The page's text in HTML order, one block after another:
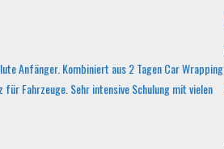
Anfänger. Kombiniert aus 2 Tagen Car Wrapping
für Fahrzeuge. Sehr intensive Schulung mit vielen